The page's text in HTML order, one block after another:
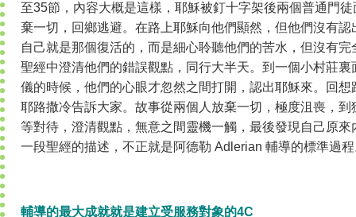
至35節，內容大概是這樣，耶穌被釘十字架後兩個普通門
棄一切，回鄉逃避。在路上耶穌向他們顯然，但他們沒有
自己就是那個復活的，而是細心聆聽他們的苦水，但沒有
聖經中澄清他們的錯誤觀點，同行大半天。到一個小村莊
儀的時候，他們的心眼才忽然之間打開，認出耶穌來。回
耶路撒冷告訴大家。故事從兩個人放棄一切，極度沮喪，
等對待，澄清觀點，無意之間靈機一觸，最後發現自己原
一段聖經的描述，不正就是阿德勒 Adlerian 輔導的標準過
輔導的最大成就就是建立受服務對象的4C